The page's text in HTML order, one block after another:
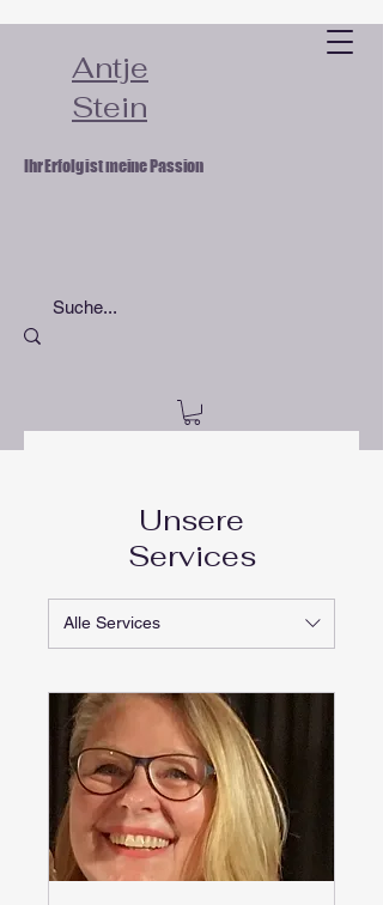
Antje
Stein
Ihr Erfolg ist meine Passion
Unsere
Services
Alle Services